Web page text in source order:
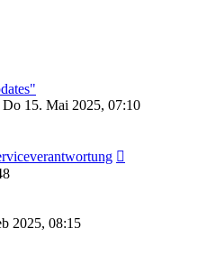
Do 15. Mai 2025, 07:10
2025, 08:15